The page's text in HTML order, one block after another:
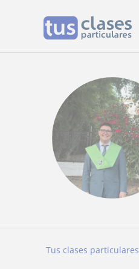
Tus clases particulares